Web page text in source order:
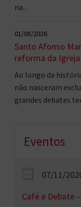
na...
01/08/2026
Santo Afonso
reforma da Igreja
Ao longo da
não nasceram
grandes debates
Eventos
07/11/
Café e Debate